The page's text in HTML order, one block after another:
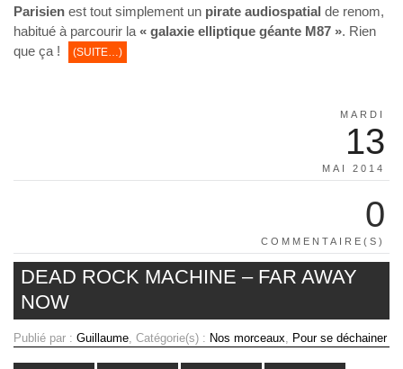
Parisien est tout simplement un pirate audiospatial de renom,
habitué à parcourir la « galaxie elliptique géante M87 ». Rien
que ça !
(SUITE…)
MARDI
13
MAI 2014
0
COMMENTAIRE(S)
DEAD ROCK MACHINE – FAR AWAY
NOW
Publié par : Guillaume , Catégorie(s) : Nos morceaux Pour se déchainer